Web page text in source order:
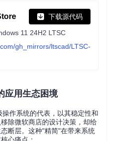
下载源代码
11 24H2 LTSC
gh_mirrors/ltscad/LTSC-
应用生态困境
作系统的代表，以其稳定性和
除微软商店的设计决策，却给
断层。这种"精简"在带来系统